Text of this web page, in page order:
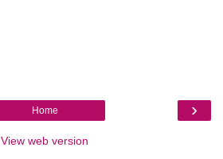
›
Home
View web version